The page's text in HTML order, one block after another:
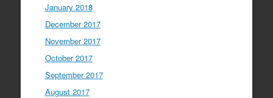
January 2018
December 2017
November 2017
October 2017
September 2017
August 2017